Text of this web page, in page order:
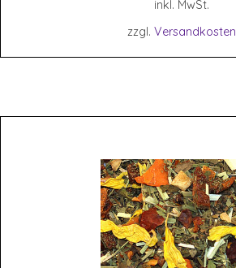
inkl. MwSt.
zzgl. Versandkosten